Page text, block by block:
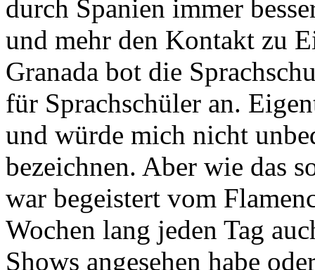
durch Spanien immer
und mehr den Kontakt zu
Granada bot die
für Sprachschüler an.
und würde mich nicht
bezeichnen. Aber wie das
war begeistert vom
Wochen lang jeden Tag
Shows angesehen habe